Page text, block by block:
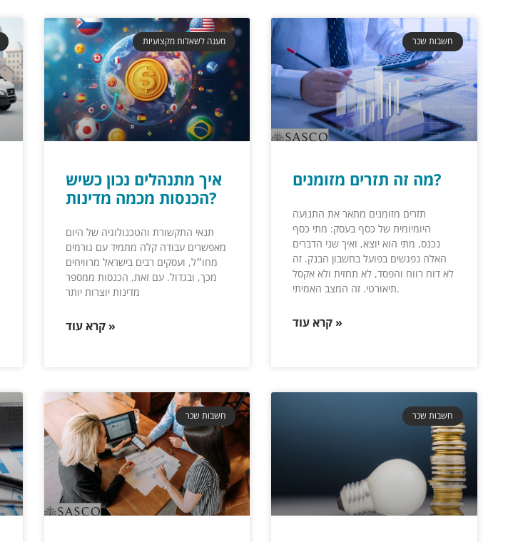
מענה לשאלות מקצועיות
איך מתנהלים נכון כשיש
הכנסות מכמה מדינות?
תנאי התקשורת והטכנולוגיה של היום
מאפשרים עבודה קלה מתמיד עם גורמים
מחו״ל, ועסקים רבים בישראל מרוויחים
מכך, ובגדול. עם זאת, הכנסות ממספר
מדינות יוצרות יותר
קרא עוד »
חשבות שכר
מה זה תזרים מזומנים?
תזרים מזומנים מתאר את התנועה
היומיומית של כסף בעסק: מתי כסף
נכנס, מתי הוא יוצא, ואיך שני הדברים
האלה נפגשים בפועל בחשבון הבנק. זה
לא דוח רווח והפסד, לא תחזית ולא אקסל
תיאורטי. זה המצב האמיתי.
קרא עוד »
חשבות שכר חשבות שכר